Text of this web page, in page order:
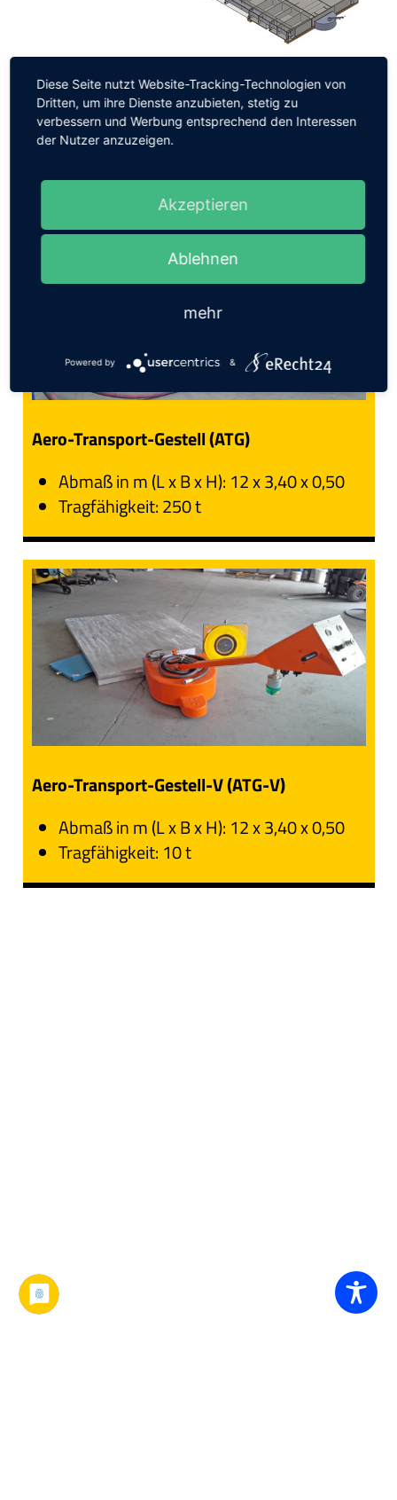
Für unsere Kunden haben wir beispielsweise diese
Lösungen entwickelt:
mele Aero Transport Gestelle
Aero-Transport-Gestell (ATG)
Abmaß in m (L x B x H): 12 x 3,40 x 0,50
Tragfähigkeit: 250 t
Aero-Transport-Gestell-V (ATG-V)
Abmaß in m (L x B x H): 12 x 3,40 x 0,50
Tragfähigkeit: 10 t
Diese Seite nutzt Website-Tracking-Technologien von
Dritten, um ihre Dienste anzubieten, stetig zu
verbessern und Werbung entsprechend den Interessen
der Nutzer anzuzeigen.
Akzeptieren
Ablehnen
mehr
Powered by &